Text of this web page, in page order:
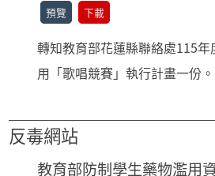
預覽 下載
轉知教育部花蓮縣聯絡處115
用「歌唱競賽」執行計畫一份。
反毒網站
教育部防制學生藥物濫用